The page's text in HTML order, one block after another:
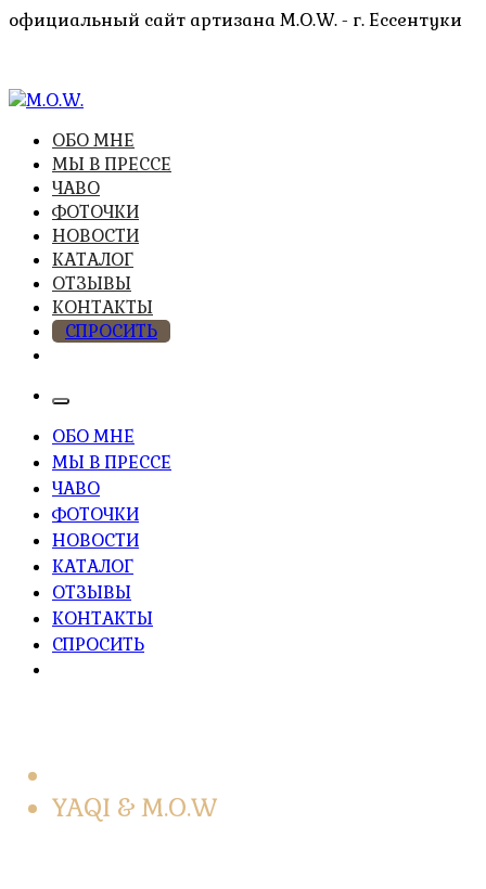
Перейти
официальный сайт артизана M.O.W. - г. Ессентуки
M.O.W.
высочайшее качество из натуральных компонентов
ОБО МНЕ
МЫ В ПРЕССЕ
ЧАВО
ФОТОЧКИ
НОВОСТИ
КАТАЛОГ
ОТЗЫВЫ
КОНТАКТЫ
СПРОСИТЬ
ОБО МНЕ
МЫ В ПРЕССЕ
ЧАВО
ФОТОЧКИ
НОВОСТИ
КАТАЛОГ
ОТЗЫВЫ
КОНТАКТЫ
СПРОСИТЬ
YAQI & M.O.W